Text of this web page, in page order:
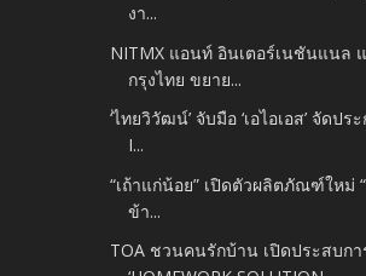
งา...
NITMX แอนท์ อินเตอร์เนชันแนล
กรุงไทย ขยาย...
‘ไทยวิวัฒน์’ จับมือ ‘เอไอเอส’ จัดปร
I...
“เถ้าแก่น้อย” เปิดตัวผลิตภัณฑ์ใหม่
ข้า...
TOA ชวนคนรักบ้าน เปิดประสบก